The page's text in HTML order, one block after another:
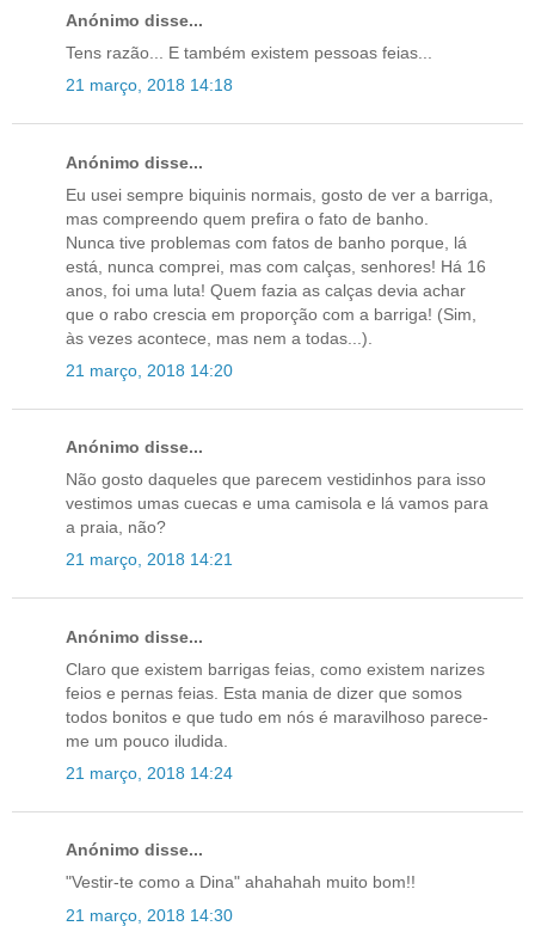
Anónimo disse...
Tens razão... E também existem pessoas feias...
21 março, 2018 14:18
Anónimo disse...
Eu usei sempre biquinis normais, gosto de ver a barriga,
mas compreendo quem prefira o fato de banho.
Nunca tive problemas com fatos de banho porque, lá
está, nunca comprei, mas com calças, senhores! Há 16
anos, foi uma luta! Quem fazia as calças devia achar
que o rabo crescia em proporção com a barriga! (Sim,
às vezes acontece, mas nem a todas...).
21 março, 2018 14:20
Anónimo disse...
Não gosto daqueles que parecem vestidinhos para isso
vestimos umas cuecas e uma camisola e lá vamos para
a praia, não?
21 março, 2018 14:21
Anónimo disse...
Claro que existem barrigas feias, como existem narizes
feios e pernas feias. Esta mania de dizer que somos
todos bonitos e que tudo em nós é maravilhoso parece-
me um pouco iludida.
21 março, 2018 14:24
Anónimo disse...
"Vestir-te como a Dina" ahahahah muito bom!!
21 março, 2018 14:30